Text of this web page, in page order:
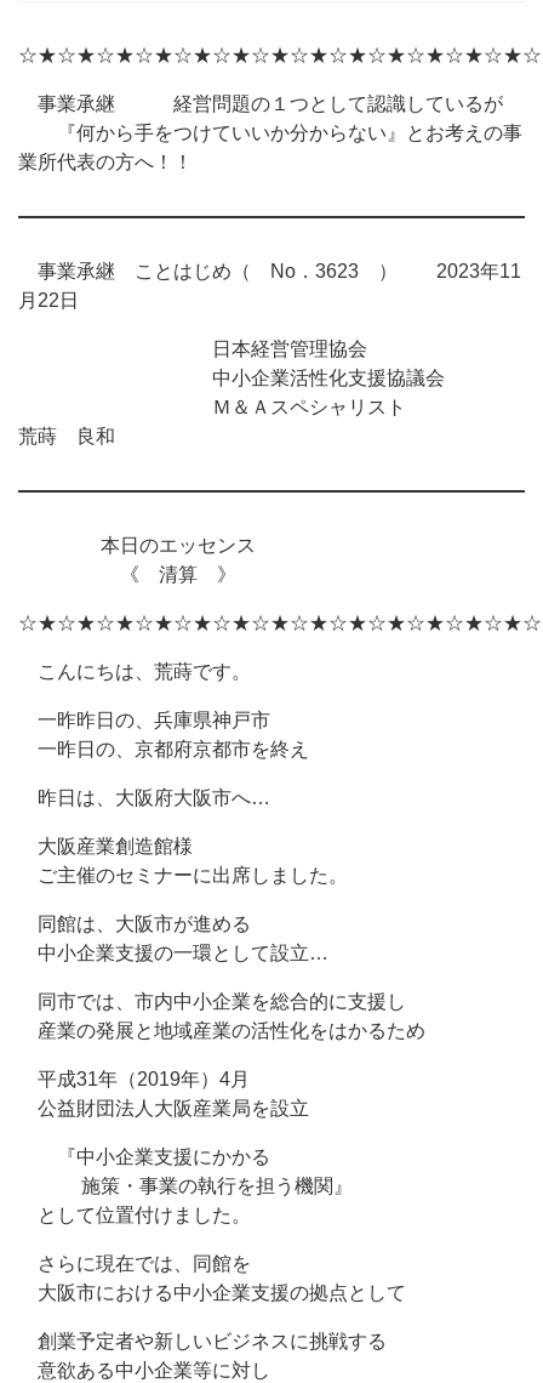
事業承継 経営問題の１つとして認識しているが
『何から手をつけていいか分からない』とお考えの事
業所代表の方へ！！
事業承継 ことはじめ（ No．3623 ） 2023年11
月22日
日本経営管理協会
中小企業活性化支援協議会
Ｍ＆Ａスペシャリスト
荒蒔 良和
本日のエッセンス
《 清算 》
こんにちは、荒蒔です。
一昨昨日の、兵庫県神戸市
一昨日の、京都府京都市を終え
昨日は、大阪府大阪市へ…
大阪産業創造館様
ご主催のセミナーに出席しました。
同館は、大阪市が進める
中小企業支援の一環として設立…
同市では、市内中小企業を総合的に支援し
産業の発展と地域産業の活性化をはかるため
平成31年（2019年）4月
公益財団法人大阪産業局を設立
『中小企業支援にかかる
施策・事業の執行を担う機関』
として位置付けました。
さらに現在では、同館を
大阪市における中小企業支援の拠点として
創業予定者や新しいビジネスに挑戦する
意欲ある中小企業等に対し